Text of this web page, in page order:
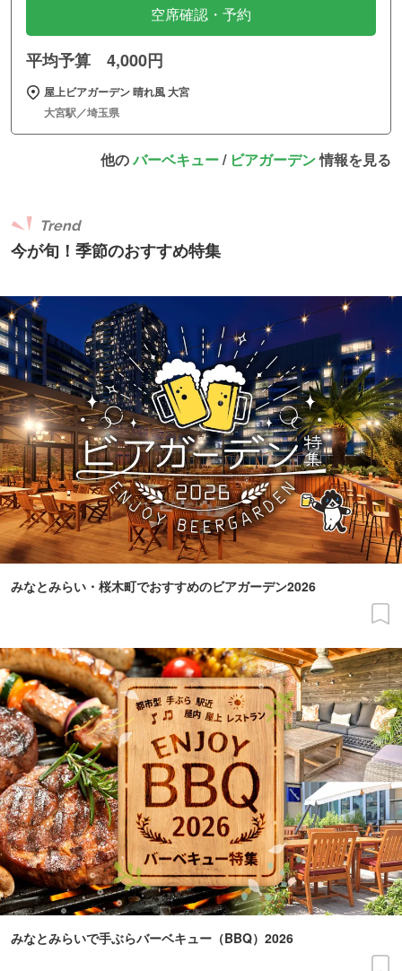
空席確認・予約
平均予算 4,000円
屋上ビアガーデン 晴れ風 大宮
大宮駅／埼玉県
他のバーベキュー/ ビアガーデン情報を見る
今が旬！季節のおすすめ特集
Trend
みなとみらい・桜木町でおすすめのビアガーデン2026
みなとみらいで手ぶらバーベキュー（BBQ）2026